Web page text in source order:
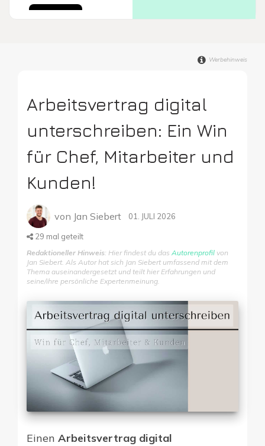
Werbehinweis
Arbeitsvertrag digital
unterschreiben: Ein Win
für Chef, Mitarbeiter und
Kunden!
von Jan Siebert 01. JULI 2026
29 mal geteilt
Redaktioneller Hinweis: Hier findest du das Autorenprofil von
Jan Siebert. Als Autor hat sich Jan Siebert umfassend mit dem
Thema auseinandergesetzt und teilt hier Erfahrungen und
seine/ihre persönliche Expertenmeinung.
Einen Arbeitsvertrag digital